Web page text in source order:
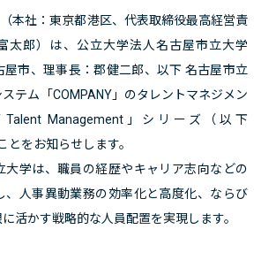
本社：東京都港区、代表取締役最高経営責
太郎）は、公立大学法人名古屋市立大学
屋市、理事長：郡健二郎、以下 名古屋市立
テム「COMPANY」のタレントマネジメン
Talent Management」シリーズ（以下
とをお知らせします。
大学は、職員の経歴やキャリア志向などの
、人事異動業務の効率化と高度化、ならび
活かす戦略的な人員配置を実現します。